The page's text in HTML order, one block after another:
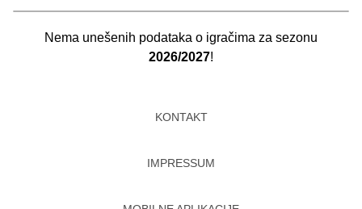
Nema unešenih podataka o igračima za sezonu
2026/2027!
KONTAKT
IMPRESSUM